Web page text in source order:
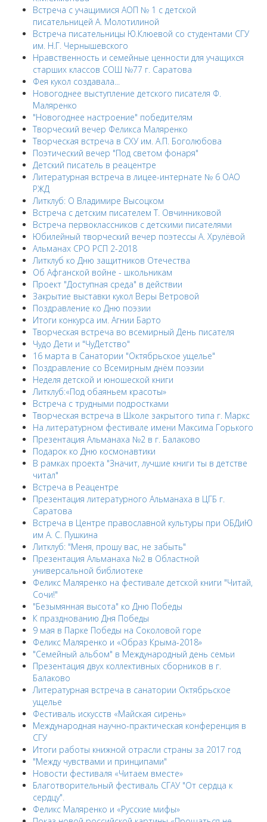
Встреча с учащимися АОП № 1 с детской
писательницей А. Молотилиной
Встреча писательницы Ю.Клюевой со студентами СГУ
им. Н.Г. Чернышевского
Нравственность и семейные ценности для учащихся
старших классов СОШ №77 г. Саратова
Фея кукол создавала...
Новогоднее выступление детского писателя Ф.
Маляренко
"Новогоднее настроение" победителям
Творческий вечер Феликса Маляренко
Творческая встреча в СХУ им. А.П. Боголюбова
Поэтический вечер "Под светом фонаря"
Детский писатель в реацентре
Литературная встреча в лицее-интернате № 6 ОАО
РЖД
Литклуб: О Владимире Высоцком
Встреча с детским писателем Т. Овчинниковой
Встреча первоклассников с детскими писателями
Юбилейный творческий вечер поэтессы А. Хрулёвой
Альманах СРО РСП 2-2018
Литклуб ко Дню защитников Отечества
Об Афганской войне - школьникам
Проект "Доступная среда" в действии
Закрытие выставки кукол Веры Ветровой
Поздравление ко Дню поэзии
Итоги конкурса им. Агнии Барто
Творческая встреча во всемирный День писателя
Чудо Дети и "ЧуДетство"
16 марта в Санатории "Октябрьское ущелье"
Поздравление со Всемирным днём поэзии
Неделя детской и юношеской книги
Литклуб:«Под обаяньем красоты»
Встреча с трудными подростками
Творческая встреча в Школе закрытого типа г. Маркс
На литературном фестивале имени Максима Горького
Презентация Альманаха №2 в г. Балаково
Подарок ко Дню космонавтики
В рамках проекта "Значит, лучшие книги ты в детстве
читал"
Встреча в Реацентре
Презентация литературного Альманаха в ЦГБ г.
Саратова
Встреча в Центре православной культуры при ОБДиЮ
им А. С. Пушкина
Литклуб: "Меня, прошу вас, не забыть"
Презентация Альманаха №2 в Областной
универсальной библиотеке
Феликс Маляренко на фестивале детской книги "Читай,
Сочи!"
"Безымянная высота" ко Дню Победы
К празднованию Дня Победы
9 мая в Парке Победы на Соколовой горе
Феликс Маляренко и «Образ Крыма-2018»
"Семейный альбом" в Международный день семьи
Презентация двух коллективных сборников в г.
Балаково
Литературная встреча в санатории Октябрьское
ущелье
Фестиваль искусств «Майская сирень»
Международная научно-практическая конференция в
СГУ
Итоги работы книжной отрасли страны за 2017 год
"Между чувствами и принципами"
Новости фестиваля «Читаем вместе»
Благотворительный фестиваль СГАУ "От сердца к
сердцу".
Феликс Маляренко и «Русские мифы»